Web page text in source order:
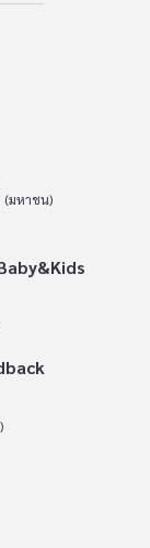
(มหาชน)